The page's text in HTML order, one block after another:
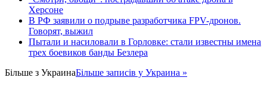
Херсоне
В РФ заявили о подрыве разработчика FPV-дронов.
Говорят, выжил
Пытали и насиловали в Горловке: стали известны имена
трех боевиков банды Безлера
Більше з УкраинаБільше записів у Украина »